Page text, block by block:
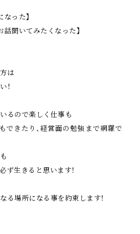
なった】
話聞いてみたくなった】
は
！
るので楽しく仕事も
できたり、経営面の勉強まで網羅で
ず生きると思います！
る場所になる事を約束します！